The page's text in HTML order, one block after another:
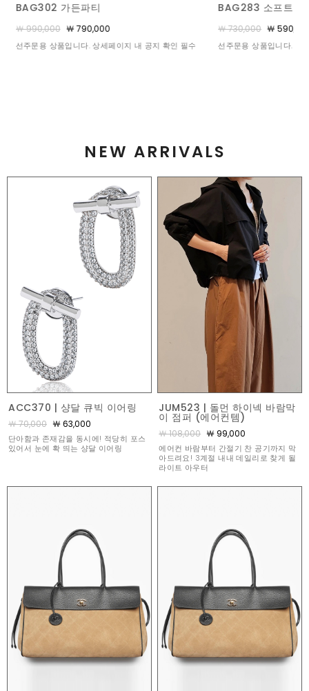
BAG283 소프트 트리옹프 베사체 백
￦ 730,000 ￦ 590,000
선주문용 상품입니다. 상세페이지 내 공지 확인 필수!
BAG293 아스트라
￦ 770,000 ￦
선주문용 상품입니다. 상
NEW ARRIVALS
ACC370 | 샹달 큐빅 이어링
￦ 70,000 ￦ 63,000
단아함과 존재감을 동시에! 적당히 포스
있어서 눈에 확 띄는 샹달 이어링
JUM523 | 돌먼 하이넥 바람막
이 점퍼 (에어컨템)
￦ 108,000 ￦ 99,000
에어컨 바람부터 간절기 찬 공기까지 막
아드려요! 3계절 내내 데일리로 찾게 될
라이트 아우터